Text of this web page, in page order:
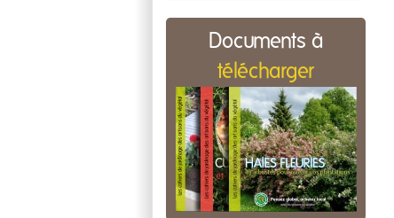
Documents à
télécharger